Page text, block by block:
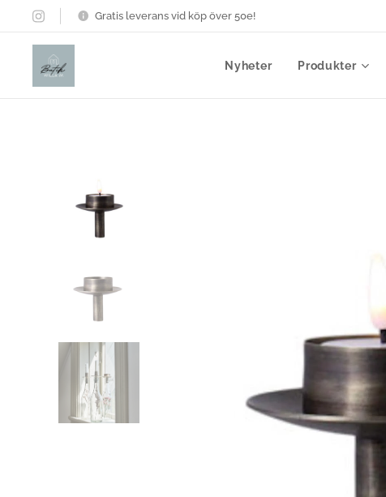
Gratis leverans vid köp över 50e!
Nyheter Produkter